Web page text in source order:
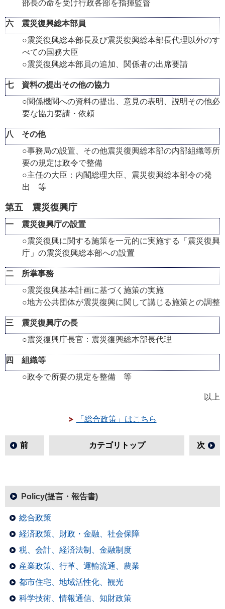
部長の命を受け行政各部を指揮監督
六 震災復興総本部員
○震災復興総本部長及び震災復興総本部長代理以外のす
べての国務大臣
○震災復興総本部員の追加、関係者の出席要請
七 資料の提出その他の協力
○関係機関への資料の提出、意見の表明、説明その他必
要な協力要請・依頼
八 その他
○事務局の設置、その他震災復興総本部の内部組織等所
要の規定は政令で整備
○主任の大臣：内閣総理大臣、震災復興総本部令の発
出 等
第五 震災復興庁
一 震災復興庁の設置
○震災復興に関する施策を一元的に実施する「震災復興
庁」の震災復興総本部への設置
二 所掌事務
○震災復興基本計画に基づく施策の実施
○地方公共団体が震災復興に関して講じる施策との調整
三 震災復興庁の長
○震災復興庁長官：震災復興総本部長代理
四 組織等
○政令で所要の規定を整備 等
以上
「総合政策」はこちら
前 カテゴリトップ 次
Policy(提言・報告書)
総合政策
経済政策、財政・金融、社会保障
税、会計、経済法制、金融制度
産業政策、行革、運輸流通、農業
都市住宅、地域活性化、観光
科学技術、情報通信、知財政策